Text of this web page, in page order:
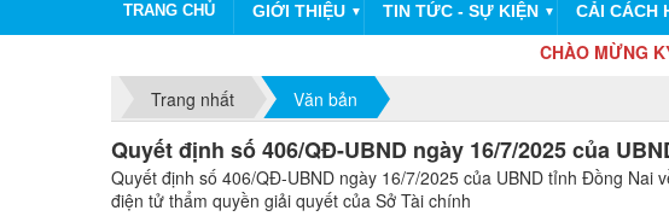
TRANG CHỦ GIỚI THIỆU ▼ TIN TỨC - SỰ KIỆN ▼ CẢI CÁCH
CHÀO MỪNG KỶ
Trang nhất
Văn bản
Quyết định số 406/QĐ-UBND ngày 16/7/2025 của
Quyết định số 406/QĐ-UBND ngày 16/7/2025 của UBND tỉnh Đồng
điện tử thẩm quyền giải quyết của Sở Tài chính